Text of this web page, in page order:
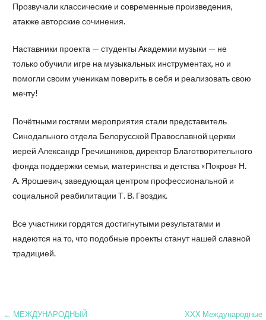
Прозвучали классические и современные произведения,
атакже авторские сочинения.
Наставники проекта — студенты Академии музыки — не
только обучили игре на музыкальных инструментах, но и
помогли своим ученикам поверить в себя и реализовать свою
мечту!
Почётными гостями мероприятия стали представитель
Синодального отдела Белорусской Православной церкви
иерей Александр Гречишников, директор Благотворительного
фонда поддержки семьи, материнства и детства «Покров» Н.
А. Ярошевич, заведующая центром профессиональной и
социальной реабилитации Т. В. Гвоздик.
Все участники гордятся достигнутыми результатами и
надеются на то, что подобные проекты станут нашей славной
традицией.
Навигация
← МЕЖДУНАРОДНЫЙ
ХХХ Международные